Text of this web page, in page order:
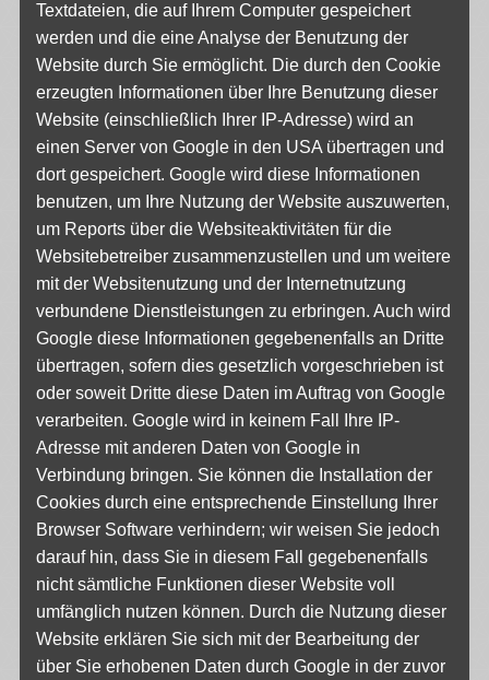
Textdateien, die auf Ihrem Computer gespeichert
werden und die eine Analyse der Benutzung der
Website durch Sie ermöglicht. Die durch den Cookie
erzeugten Informationen über Ihre Benutzung dieser
Website (einschließlich Ihrer IP-Adresse) wird an
einen Server von Google in den USA übertragen und
dort gespeichert. Google wird diese Informationen
benutzen, um Ihre Nutzung der Website auszuwerten,
um Reports über die Websiteaktivitäten für die
Websitebetreiber zusammenzustellen und um weitere
mit der Websitenutzung und der Internetnutzung
verbundene Dienstleistungen zu erbringen. Auch wird
Google diese Informationen gegebenenfalls an Dritte
übertragen, sofern dies gesetzlich vorgeschrieben ist
oder soweit Dritte diese Daten im Auftrag von Google
verarbeiten. Google wird in keinem Fall Ihre IP-
Adresse mit anderen Daten von Google in
Verbindung bringen. Sie können die Installation der
Cookies durch eine entsprechende Einstellung Ihrer
Browser Software verhindern; wir weisen Sie jedoch
darauf hin, dass Sie in diesem Fall gegebenenfalls
nicht sämtliche Funktionen dieser Website voll
umfänglich nutzen können. Durch die Nutzung dieser
Website erklären Sie sich mit der Bearbeitung der
über Sie erhobenen Daten durch Google in der zuvor